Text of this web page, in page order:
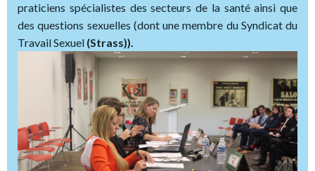
praticiens spécialistes des secteurs de la santé ainsi que
des questions sexuelles (dont une membre du Syndicat du
Travail Sexuel (Strass)).